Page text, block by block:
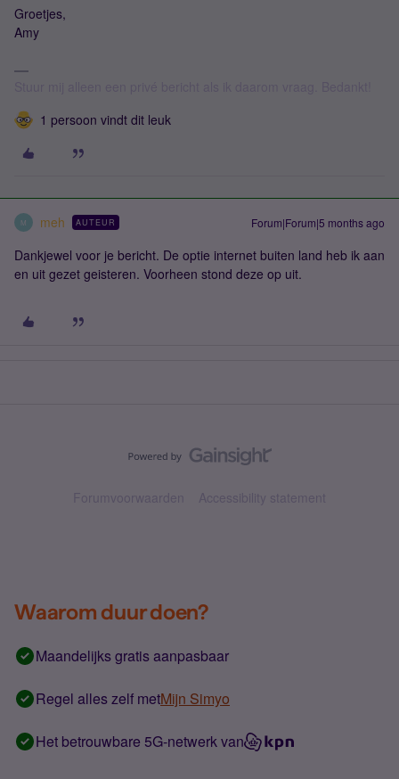
Groetjes,
Amy
1 persoon vindt dit leuk
M meh AUTEUR Forum|Forum|5 months ago
Dankjewel voor je bericht. De optie internet buiten land heb ik aan
en uit gezet geisteren. Voorheen stond deze op uit.
Forumvoorwaarden Accessibility statement
Waarom duur doen?
Maandelijks gratis aanpasbaar
Regel alles zelf metMijn Simyo
Het betrouwbare 5G-netwerk van